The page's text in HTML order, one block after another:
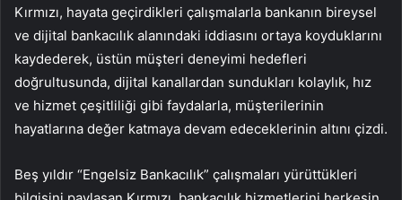
Kırmızı, hayata geçirdikleri çalışmalarla bankanın bireysel
ve dijital bankacılık alanındaki iddiasını ortaya koyduklarını
kaydederek, üstün müşteri deneyimi hedefleri
doğrultusunda, dijital kanallardan sundukları kolaylık, hız
ve hizmet çeşitliliği gibi faydalarla, müşterilerinin
hayatlarına değer katmaya devam edeceklerinin altını çizdi.
Beş yıldır “Engelsiz Bankacılık” çalışmaları yürüttükleri